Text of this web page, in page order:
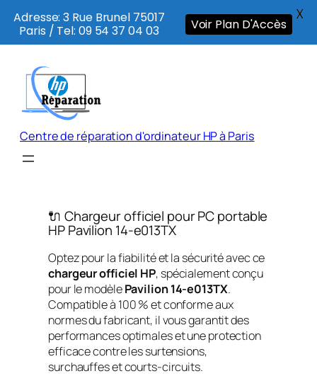
contenu
Centre de réparation d'ordinateur HP à Paris
🔌 Chargeur officiel pour PC portable
HP Pavilion 14-e013TX
Optez pour la fiabilité et la sécurité avec ce
chargeur officiel HP, spécialement conçu
pour le modèlePavilion 14-e013TX.
Compatible à 100 % et conforme aux
normes du fabricant, il vous garantit des
performances optimales et une protection
efficace contre les surtensions,
surchauffes et courts-circuits.
Adresse: 3 Rue Brunel 75017
Paris / Tel: 09 54 37 04 03
Voir Plan D'Accès
X